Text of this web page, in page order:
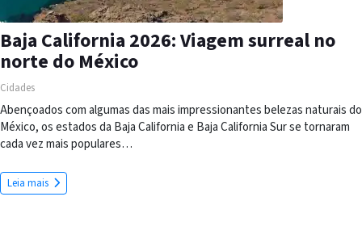
Baja California 2026: Viagem surreal no
norte do México
Cidades
Abençoados com algumas das mais impressionantes belezas naturais do
México, os estados da Baja California e Baja California Sur se tornaram
cada vez mais populares…
Leia mais